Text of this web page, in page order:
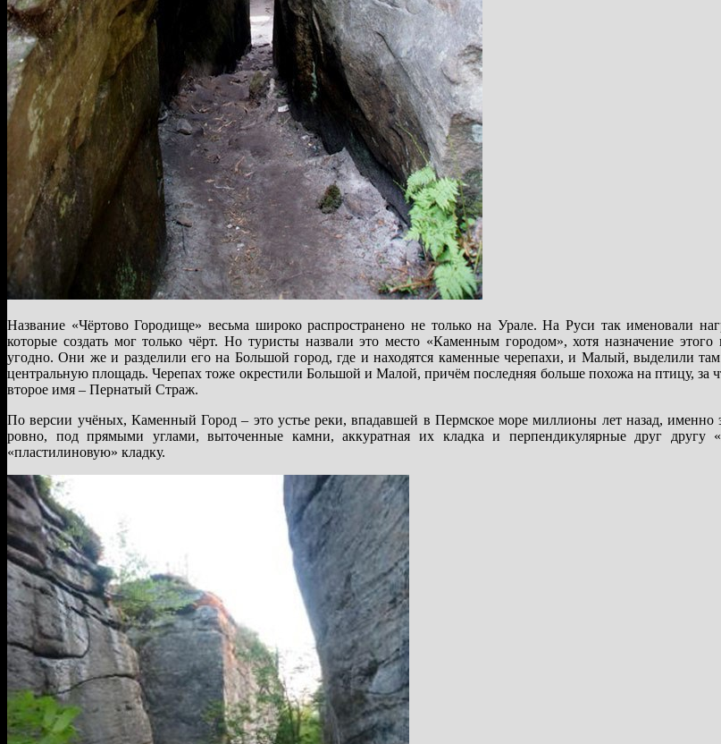
Название «Чёртово Городище» весьма широко распространено не только на Урале. На Руси так именовали
которые создать мог только чёрт. Но туристы назвали это место «Каменным городом», хотя назначение
угодно. Они же и разделили его на Большой город, где и находятся каменные черепахи, и Малый, выделили
центральную площадь. Черепах тоже окрестили Большой и Малой, причём последняя больше похожа на птицу, за
второе имя – Пернатый Страж.
По версии учёных, Каменный Город – это устье реки, впадавшей в Пермское море миллионы лет назад, именно
ровно, под прямыми углами, выточенные камни, аккуратная их кладка и перпендикулярные друг другу
«пластилиновую» кладку.